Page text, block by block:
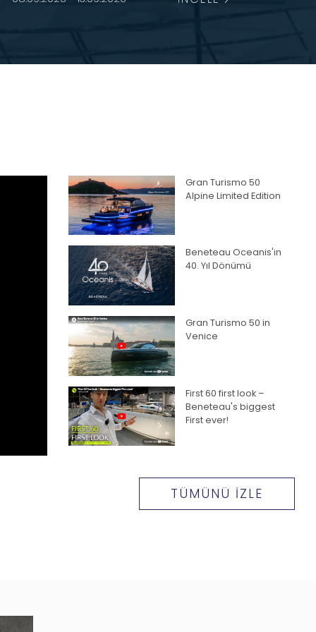
TÜMÜNÜ İZLE
Gran Turismo 50
Alpine Limited Edition
Beneteau Oceanis'in
40. Yıl Dönümü
Gran Turismo 50 in
Venice
First 60 first look –
Beneteau's biggest
First ever!
Walkthrough